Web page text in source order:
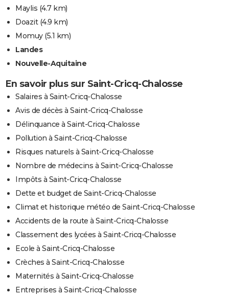
Maylis (4.7 km)
Doazit(4.9 km)
Momuy(5.1 km)
Landes
Nouvelle-Aquitaine
En savoir plus sur Saint-Cricq-Chalosse
Salaires à Saint-Cricq-Chalosse
Avis de décès à Saint-Cricq-Chalosse
Délinquance à Saint-Cricq-Chalosse
Pollution à Saint-Cricq-Chalosse
Risques naturels à Saint-Cricq-Chalosse
Nombre de médecins à Saint-Cricq-Chalosse
Impôts à Saint-Cricq-Chalosse
Dette et budget de Saint-Cricq-Chalosse
Climat et historique météo de Saint-Cricq-Chalosse
Accidents de la route à Saint-Cricq-Chalosse
Classement des lycées à Saint-Cricq-Chalosse
Ecole à Saint-Cricq-Chalosse
Crèches à Saint-Cricq-Chalosse
Maternités à Saint-Cricq-Chalosse
Entreprises à Saint-Cricq-Chalosse